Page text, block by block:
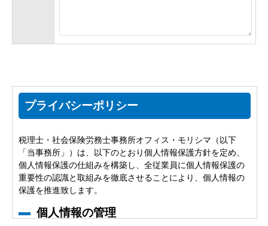
プライバシーポリシー
税理士・社会保険労務士事務所オフィス・モリシマ（以下
「当事務所」）は、以下のとおり個人情報保護方針を定め、
個人情報保護の仕組みを構築し、全従業員に個人情報保護の
重要性の認識と取組みを徹底させることにより、個人情報の
保護を推進致します。
個人情報の管理